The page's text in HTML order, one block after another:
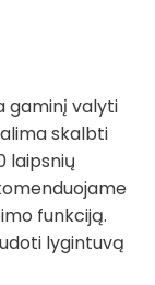
gaminį valyti
skalbti
laipsnių
funkciją.
lygintuvą